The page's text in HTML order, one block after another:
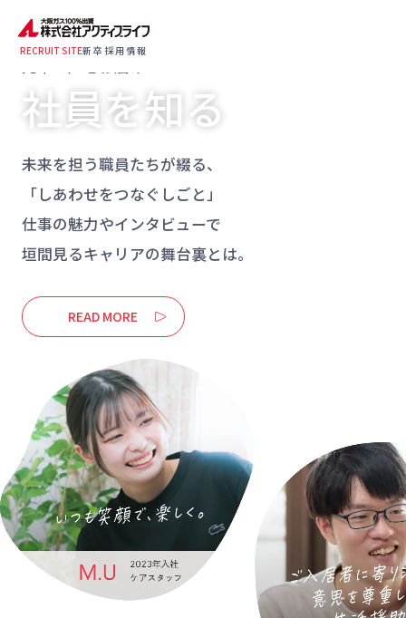
RECRUIT SITE新卒採用情報
社員を知る
未来を担う職員たちが綴る、
「しあわせをつなぐしごと」
仕事の魅力やインタビューで
垣間見るキャリアの舞台裏とは。
READ MORE